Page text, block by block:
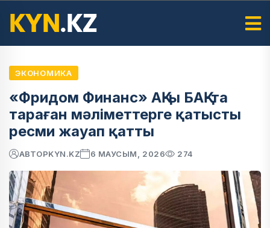
ЭКОНОМИКА
«Фридом Финанс» АҚ-ы БАҚ-та
тараған мәліметтерге қатысты
ресми жауап қатты
АВТОРKYN.KZ 6 МАУСЫМ, 2026 274